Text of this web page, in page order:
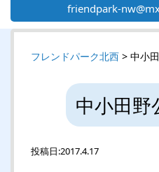
friendpark-
フレンドパーク北西 > 中小
中小田野
投稿日:2017.4.17